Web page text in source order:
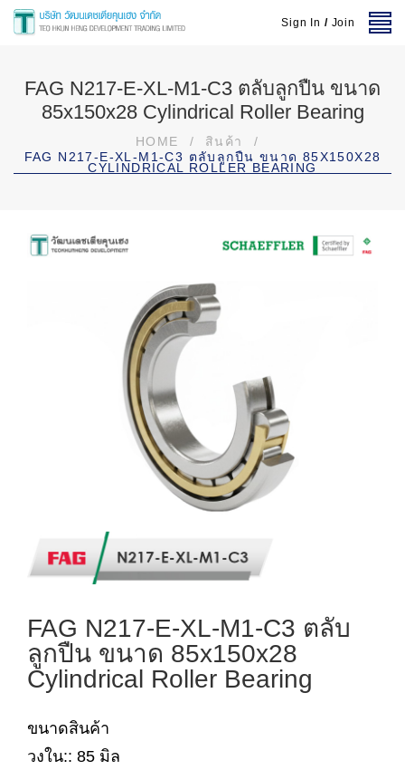
Sign In / Join
FAG N217-E-XL-M1-C3 ตลับลูกปืน ขนาด
85x150x28 Cylindrical Roller Bearing
HOME / สินค้า
/
FAG N217-E-XL-M1-C3 ตลับลูกปืน ขนาด 85X150X28
CYLINDRICAL ROLLER BEARING
FAG N217-E-XL-M1-C3 ตลับ
ลูกปืน ขนาด 85x150x28
Cylindrical Roller Bearing
ขนาดสินค้า
วงใน:: 85 มิล